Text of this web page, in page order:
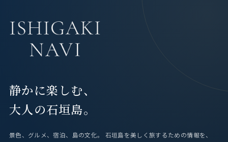
静かに楽しむ、
大人の石垣島。
景色、グルメ、宿泊、島の文化。
石垣島を美しく旅するための情報を、